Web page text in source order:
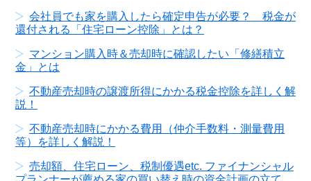
会社員でも家を購入したら確定申告が必要？ 税金が
還付される「住宅ローン控除」とは？
マンション購入時＆売却時に確認したい「修繕積立
金」とは
不動産売却時の譲渡所得にかかる税金控除を詳しく解
説！
不動産売却時にかかる費用（仲介手数料・測量費用
等）を詳しく解説！
売却額、住宅ローン、税制優遇etc. ファイナンシャル